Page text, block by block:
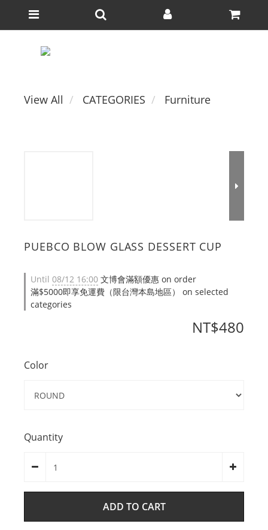
View All CATEGORIES Furniture
PUEBCO BLOW GLASS DESSERT CUP
Until 08/12 16:00 文博會滿額優惠 on order
滿$5000即享免運費（限台灣本島地區） on selected
categories
NT$480
Color
Quantity
ADD TO CART